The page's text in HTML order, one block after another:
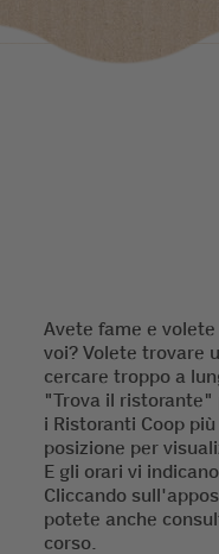
Avete fame e
voi? Volete trovare
cercare troppo a
"Trova il ristorante"
i Ristoranti Coop
posizione per
E gli orari vi
Cliccando
potete anche
corso.